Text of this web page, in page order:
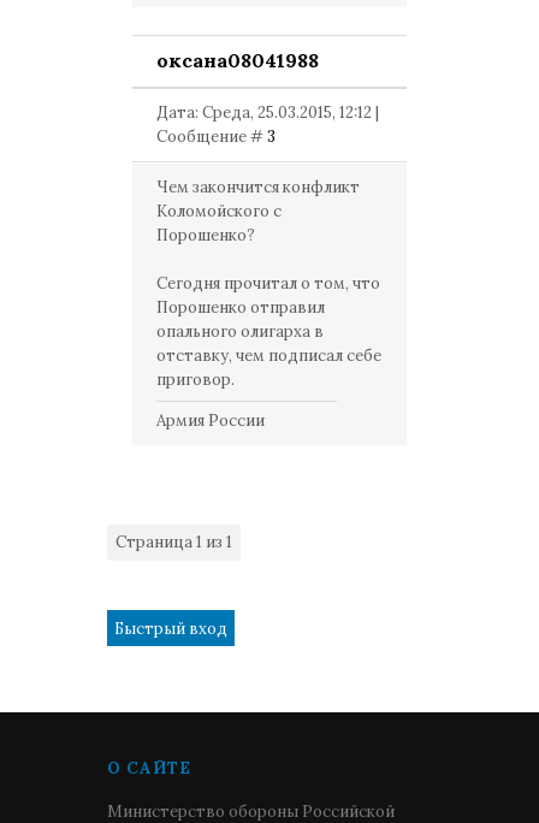
оксана08041988
Дата: Среда, 25.03.2015, 12:12 |
Сообщение #3
Чем закончится конфликт
Коломойского с
Порошенко?
Сегодня прочитал о том, что
Порошенко отправил
опального олигарха в
отставку, чем подписал себе
приговор.
Армия России
Страница1 из 1
О САЙТЕ
Министерство обороны Российской